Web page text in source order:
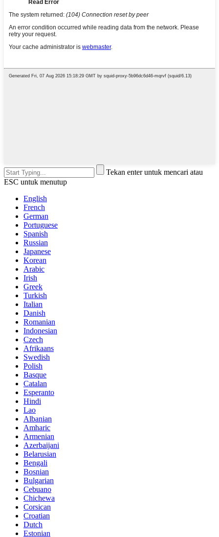
Tekan enter untuk mencari atau
ESC untuk menutup
English
French
German
Portuguese
Spanish
Russian
Japanese
Korean
Arabic
Irish
Greek
Turkish
Italian
Danish
Romanian
Indonesian
Czech
Afrikaans
Swedish
Polish
Basque
Catalan
Esperanto
Hindi
Lao
Albanian
Amharic
Armenian
Azerbaijani
Belarusian
Bengali
Bosnian
Bulgarian
Cebuano
Chichewa
Corsican
Croatian
Dutch
Estonian